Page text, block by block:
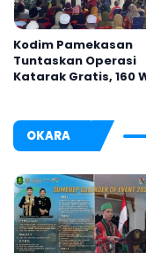
Kodim Pamekasan
Tuntaskan Operasi
Katarak Gratis, 160
OKARA